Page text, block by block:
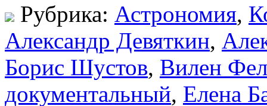
Рубрика: Астрономия,
Александр Девяткин,
Борис Шустов, Вилен
документальный, Елена